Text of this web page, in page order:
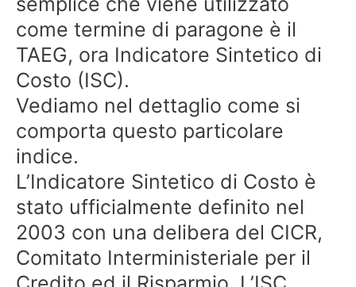
come termine di paragone è il
TAEG, ora Indicatore Sintetico di
Costo (ISC).
Vediamo nel dettaglio come si
comporta questo particolare
indice.
L’Indicatore Sintetico di Costo è
stato ufficialmente definito nel
2003 con una delibera del CICR,
Comitato Interministeriale per il